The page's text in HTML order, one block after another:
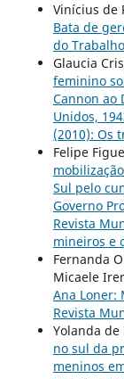
Vinícius de
Bata de
do
Glaucia
feminino
Cannon ao
Unidos,
(2010): Os
Felipe
Sul pelo
Governo
Revista
mineiros e
Fernanda
Micaele
Ana Loner:
Revista
Yolanda de
no sul da
meninos